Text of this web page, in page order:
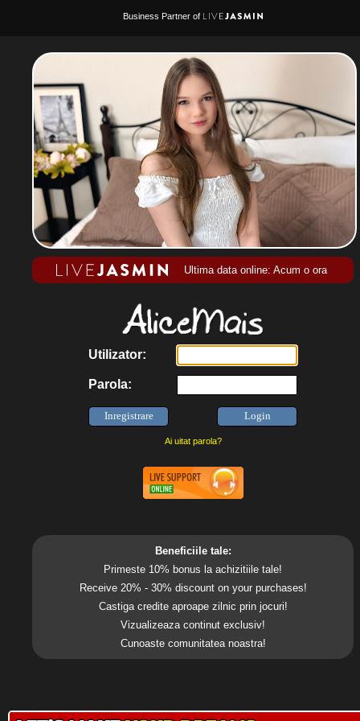
Business Partner of
Ultima data online: Acum o ora
Utilizator:
Parola:
Ai uitat parola?
Beneficiile tale:
Primeste 10% bonus la achizitiile tale!
Receive 20% - 30% discount on your purchases!
Castiga credite aproape zilnic prin jocuri!
Vizualizeaza continut exclusiv!
Cunoaste comunitatea noastra!